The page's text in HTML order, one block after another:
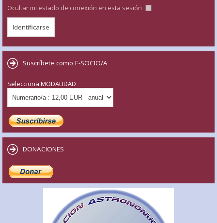
Ocultar mi estado de conexión en esta sesión
Suscríbete como E-SOCIO/A
Selecciona MODALIDAD
DONACIONES